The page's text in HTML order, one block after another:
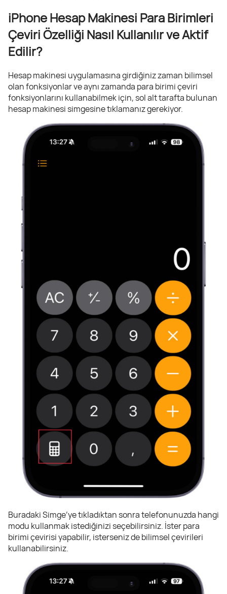
iPhone Hesap Makinesi Para Birimleri
Çeviri Özelliği Nasıl Kullanılır ve Aktif
Edilir?
Hesap makinesi uygulamasına girdiğiniz zaman bilimsel
olan fonksiyonlar ve aynı zamanda para birimi çeviri
fonksiyonlarını kullanabilmek için, sol alt tarafta bulunan
hesap makinesi simgesine tıklamanız gerekiyor.
Buradaki Simge’ye tıkladıktan sonra telefonunuzda hangi
modu kullanmak istediğinizi seçebilirsiniz. İster para
birimi çevirisi yapabilir, isterseniz de bilimsel çevirileri
kullanabilirsiniz.